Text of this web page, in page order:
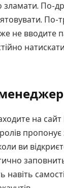
зламати. По-
По-
не вводите
на сайт
пропонує
ви